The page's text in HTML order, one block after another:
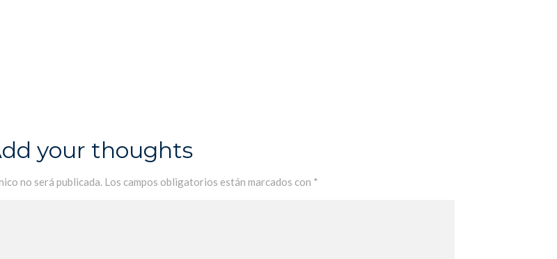
your thoughts
no será publicada. Los campos obligatorios están marcados con *